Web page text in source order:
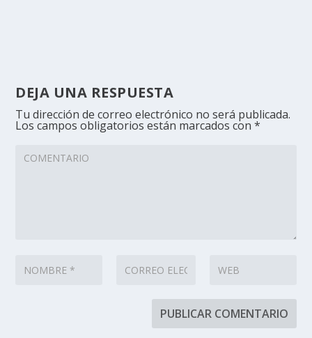
DEJA UNA RESPUESTA
Tu dirección de correo electrónico no será publicada.
Los campos obligatorios están marcados con*